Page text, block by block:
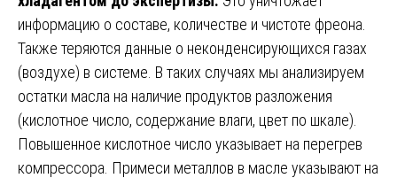
информацию о составе, количестве и чистоте фреона.
Также теряются данные о неконденсирующихся газах
(воздухе) в системе. В таких случаях мы анализируем
остатки масла на наличие продуктов разложения
(кислотное число, содержание влаги, цвет по шкале).
Повышенное кислотное число указывает на перегрев
компрессора. Примеси металлов в масле указывают на